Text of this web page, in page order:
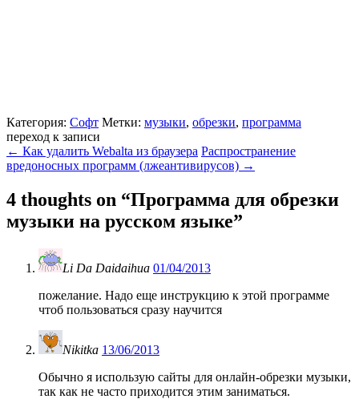
Категория: Софт Метки: музыки, обрезки, программа
переход к записи
← Как удалить Webalta из браузера Распространение
вредоносных программ (лжеантивирусов) →
4 thoughts on “Программа для обрезки
музыки на русском языке”
Li Da Daidaihua 01/04/2013
пожелание. Надо еще инструкцию к этой программе
чтоб пользоваться сразу научится
Nikitka 13/06/2013
Обычно я использую сайты для онлайн-обрезки музыки,
так как не часто приходится этим заниматься.